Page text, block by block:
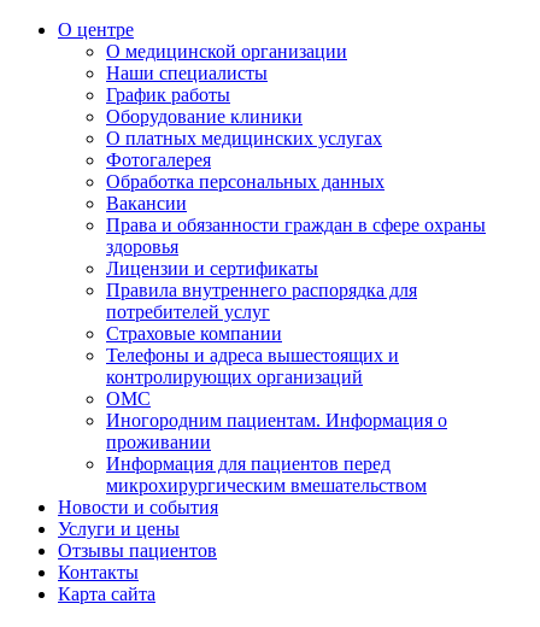
О центре
О медицинской организации
Наши специалисты
График работы
Оборудование клиники
О платных медицинских услугах
Фотогалерея
Обработка персональных данных
Вакансии
Права и обязанности граждан в сфере охраны
здоровья
Лицензии и сертификаты
Правила внутреннего распорядка для
потребителей услуг
Страховые компании
Телефоны и адреса вышестоящих и
контролирующих организаций
ОМС
Иногородним пациентам. Информация о
проживании
Информация для пациентов перед
микрохирургическим вмешательством
Новости и события
Услуги и цены
Отзывы пациентов
Контакты
Карта сайта